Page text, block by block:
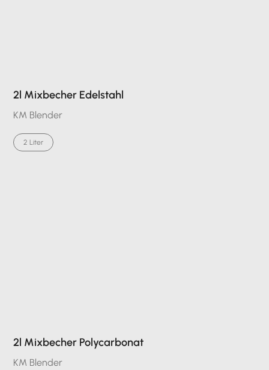
2l Mixbecher Edelstahl
KM Blender
2 Liter
2l Mixbecher Polycarbonat
KM Blender